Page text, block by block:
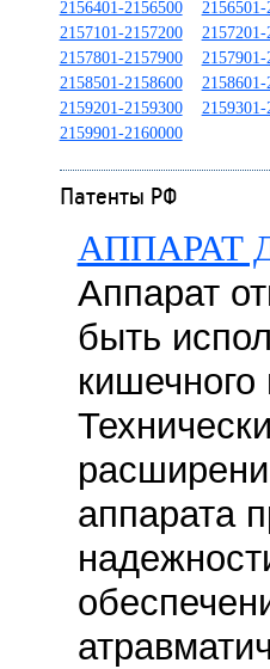
2156401-2156500
2156501-
2157101-2157200
2157201-
2157801-2157900
2157901-
2158501-2158600
2158601-
2159201-2159300
2159301-
2159901-2160000
Патенты РФ
АППАРАТ
Аппарат
быть
аппарата